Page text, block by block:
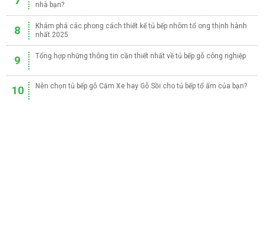
nhà bạn?
8
Khám phá các phong cách thiết kế tủ bếp nhôm tổ ong thịnh hành
nhất 2025
9 Tổng hợp những thông tin cần thiết nhất về tủ bếp gỗ công nghiệp
10 Nên chọn tủ bếp gỗ Căm Xe hay Gỗ Sồi cho tủ bếp tổ ấm của bạn?